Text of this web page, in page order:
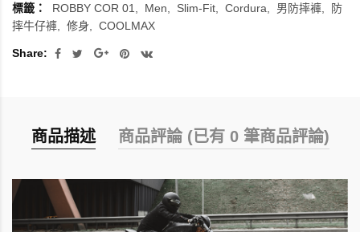
標籤： ROBBY COR 01 Men Slim-Fit Cordura 男防摔褲
防
摔牛仔褲
修身 COOLMAX
Share:
商品描述 商品評論 (已有 0 筆商品評論)